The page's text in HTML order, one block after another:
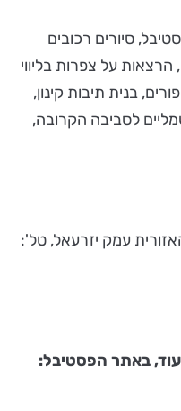
סיורים רכובים
הרצאות על צפרות בליווי
בנית תיבות קינון,
לסביבה הקרובה,
עמק יזרעאל, טל':
באתר הפסטיבל: